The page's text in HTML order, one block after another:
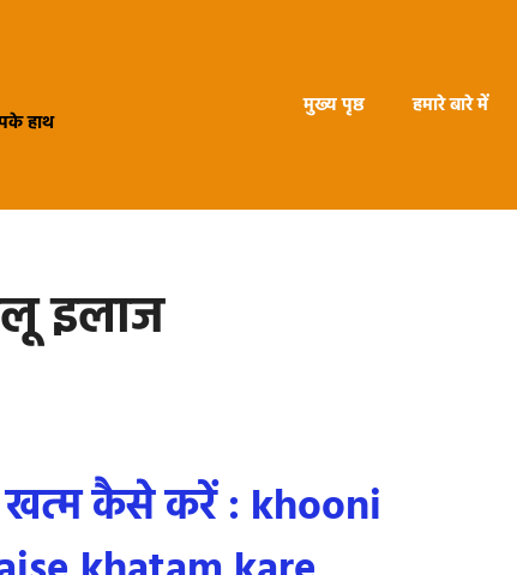
हाथ
मुख्य पृष्ठ हमारे बारे में
इलाज
खत्म कैसे करें : khooni